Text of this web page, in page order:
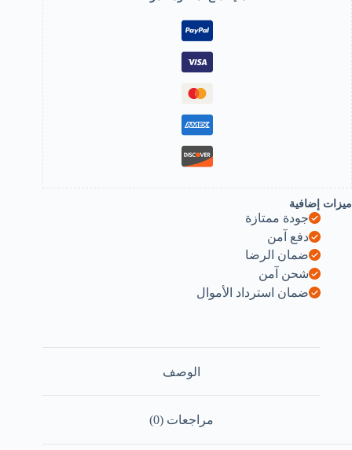
Condenser
Comb
AC
Cleanning
Brush
Evaporator
Cooler
Repair
Tools
+
wide
Brush-
B0DKCBDSFC
ميزات إضافية
جودة ممتازة
دفع آمن
ضمان الرضا
شحن آمن
ضمان استرداد الأموال
الوصف
مراجعات (0)